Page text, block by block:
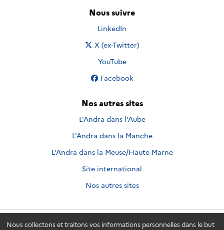
Nous collectons et traitons vos informations personnelles dans le but
Nous suivre
Nous suivre sur
LinkedIn
Nous suivre sur
X (ex-Twitter)
Nous suivre sur
YouTube
Nous suivre sur
Facebook
Nos autres sites
L'Andra dans l'Aube
L'Andra dans la Manche
L'Andra dans la Meuse/Haute-Marne
Site international
Nos autres sites
Andra.fr © 2026 - Andra. Tous droits réservés.